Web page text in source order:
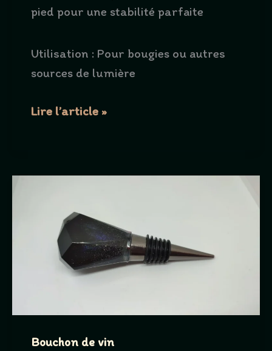
pied pour une stabilité parfaite
Utilisation : Pour bougies ou autres
sources de lumière
Bougeoir
Lire l’article »
Bouchon de vin